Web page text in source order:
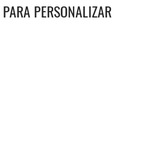
PERSONALIZAR